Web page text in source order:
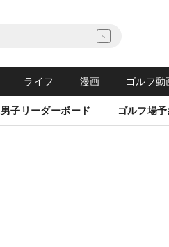
ライフ 漫画 ゴルフ動
子リーダーボード ゴルフ場